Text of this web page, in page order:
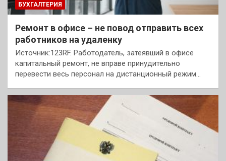
БУХГАЛТЕРИЯ
Ремонт в офисе – не повод отправить всех
работников на удаленку
Источник:123RF. Работодатель, затеявший в офисе
капитальный ремонт, не вправе принудительно
перевести весь персонал на дистанционный режим…